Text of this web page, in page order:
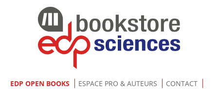
EDP OPEN BOOKS ESPACE PRO & AUTEURS CONTACT